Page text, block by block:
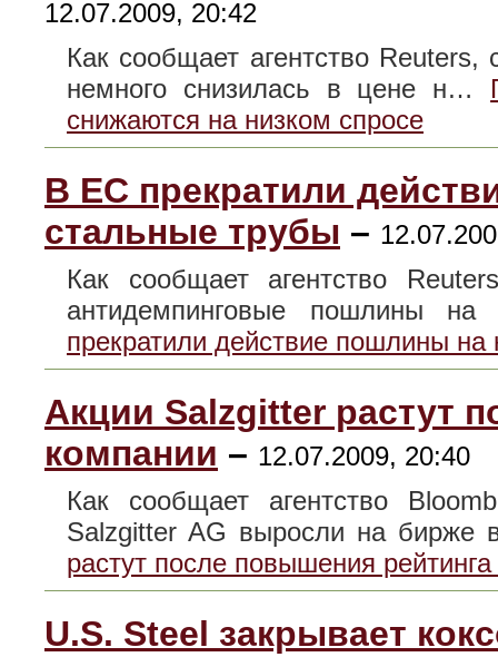
12.07.2009, 20:42
Как сообщает агентство Reuters,
немного снизилась в цене н…
снижаются на низком спросе
В EС прекратили
стальные трубы –
Как сообщает агентство
антидемпинговые пошлины
прекратили действие пошлины на
Акции Salzgitter растут
компании – 12.07.2009, 20:40
Как сообщает агентство
Salzgitter AG выросли на
растут после повышения
U.S. Steel закрывает